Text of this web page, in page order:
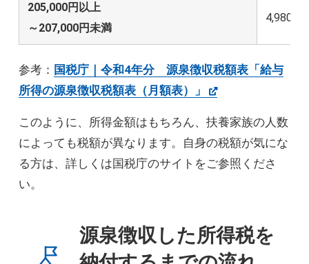
205,000円以上
～207,000円未満
4,980円
参考： 国税庁｜令和4年分 源泉徴収税額表「給与
所得の源泉徴収税額表（月額表）」
このように、所得金額はもちろん、扶養家族の人数
によっても税額が異なります。自身の税額が気にな
る方は、詳しくは国税庁のサイトをご参照くださ
い。
源泉徴収した所得税を